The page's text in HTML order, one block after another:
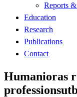
Reports
Education
Research
Publications
Contact
Humanioras